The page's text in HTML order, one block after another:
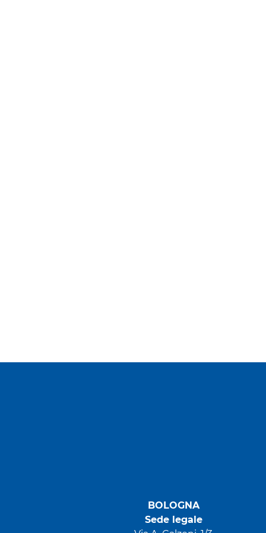
BOLOGNA
Sede legale